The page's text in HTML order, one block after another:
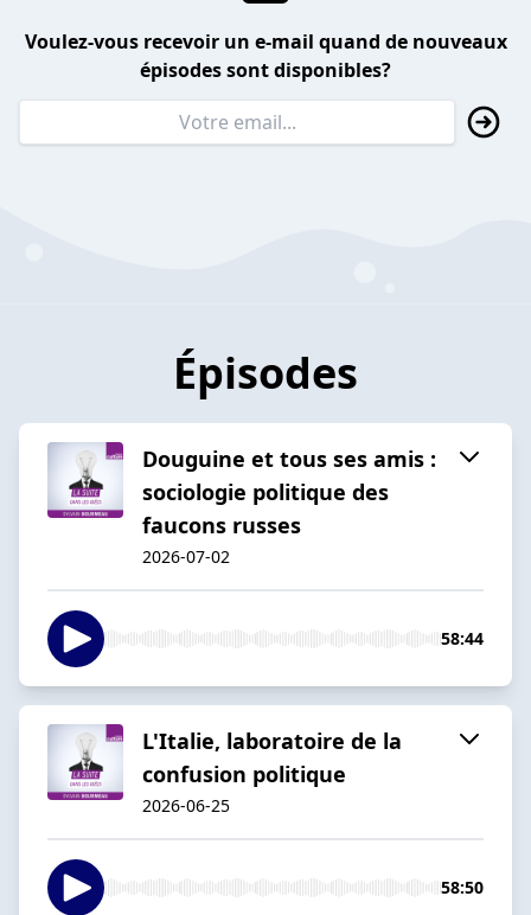
Voulez-vous recevoir un e-mail quand de nouveaux
épisodes sont disponibles?
Épisodes
Douguine et tous ses amis :
sociologie politique des
faucons russes
2026-07-02
58:44
L'Italie, laboratoire de la
confusion politique
2026-06-25
58:50